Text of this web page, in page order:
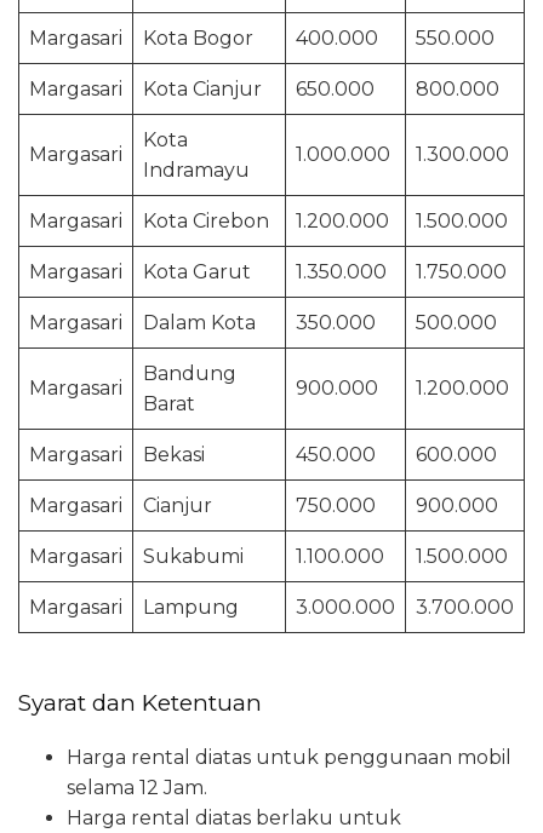
Margasari Kota Bogor 400.000 550.000
Margasari Kota Cianjur 650.000 800.000
Margasari
Kota
Indramayu
1.000.000 1.300.000
Margasari Kota Cirebon 1.200.000 1.500.000
Margasari Kota Garut 1.350.000 1.750.000
Margasari Dalam Kota 350.000 500.000
Margasari
Bandung
Barat
900.000 1.200.000
Margasari Bekasi 450.000 600.000
Margasari Cianjur 750.000 900.000
Margasari Sukabumi 1.100.000 1.500.000
Margasari Lampung 3.000.000 3.700.000
Syarat dan Ketentuan
Harga rental diatas untuk penggunaan mobil
selama 12 Jam.
Harga rental diatas berlaku untuk